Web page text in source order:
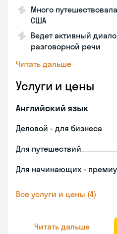
Много
США
Ведет активный
разговорной речи
Читать дальше
Услуги и цены
Английский язык
Деловой - для бизнеса
Для путешествий
Для начинающих -
Все услуги и цены (4)
Читать дальше